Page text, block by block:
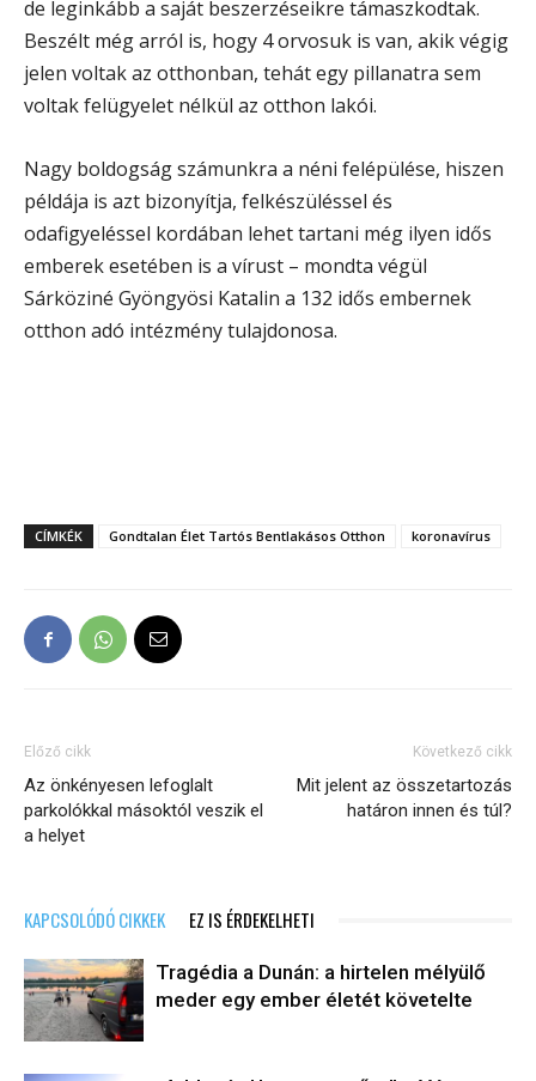
de leginkább a saját beszerzéseikre támaszkodtak.
Beszélt még arról is, hogy 4 orvosuk is van, akik végig
jelen voltak az otthonban, tehát egy pillanatra sem
voltak felügyelet nélkül az otthon lakói.
Nagy boldogság számunkra a néni felépülése, hiszen
példája is azt bizonyítja, felkészüléssel és
odafigyeléssel kordában lehet tartani még ilyen idős
emberek esetében is a vírust – mondta végül
Sárköziné Gyöngyösi Katalin a 132 idős embernek
otthon adó intézmény tulajdonosa.
CÍMKÉK Gondtalan Élet Tartós Bentlakásos Otthon koronavírus
Előző cikk
Az önkényesen lefoglalt
parkolókkal másoktól veszik el
a helyet
Következő cikk
Mit jelent az összetartozás
határon innen és túl?
KAPCSOLÓDÓ CIKKEK EZ IS ÉRDEKELHETI
Tragédia a Dunán: a hirtelen mélyülő
meder egy ember életét követelte